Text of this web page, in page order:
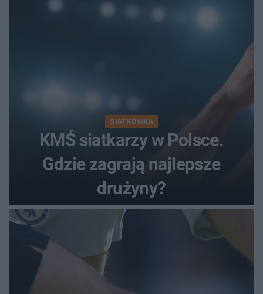
SIATKÓWKA
KMŚ siatkarzy w Polsce.
Gdzie zagrają najlepsze
drużyny?